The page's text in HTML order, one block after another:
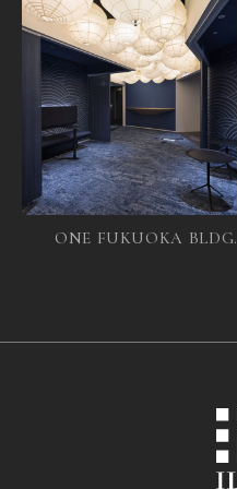
ONE FUKUOKA BLDG.